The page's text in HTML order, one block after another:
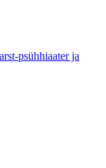
psühhiaater ja